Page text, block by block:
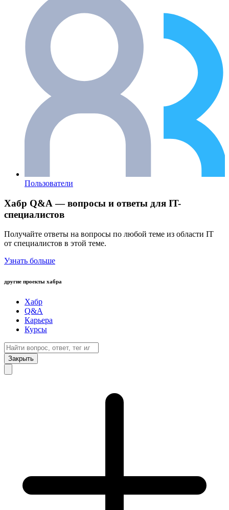
Пользователи
Хабр Q&A — вопросы и ответы для IT-
специалистов
Получайте ответы на вопросы по любой теме из области IT
от специалистов в этой теме.
Узнать больше
другие проекты хабра
Хабр
Q&A
Карьера
Курсы
Закрыть